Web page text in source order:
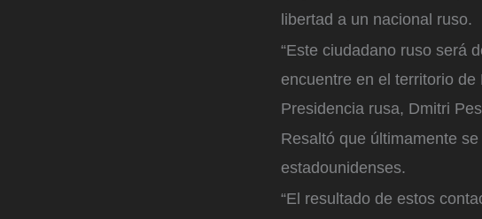
libertad a un nacional ruso.
“Este ciudadano ruso será
encuentre en el territorio
Presidencia rusa, Dmitri
Resaltó que últimamente
estadounidenses.
“El resultado de estos